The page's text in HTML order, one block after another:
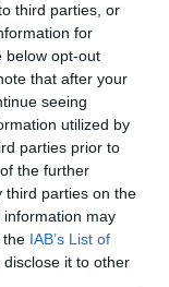
third parties, or
for
below opt-out
that after your
seeing
utilized by
parties prior to
the further
third parties on the
information may
the IAB’s List of
it to other
miközben
már
hogy a Jobbik
- olyan pozíciókat
Bajnai Gordon.
egy ismert
olyan államok,
állampolgárai, vagy
úgy, ahogy a
mozognak a
vélte: fontos lenne,
konzervatív